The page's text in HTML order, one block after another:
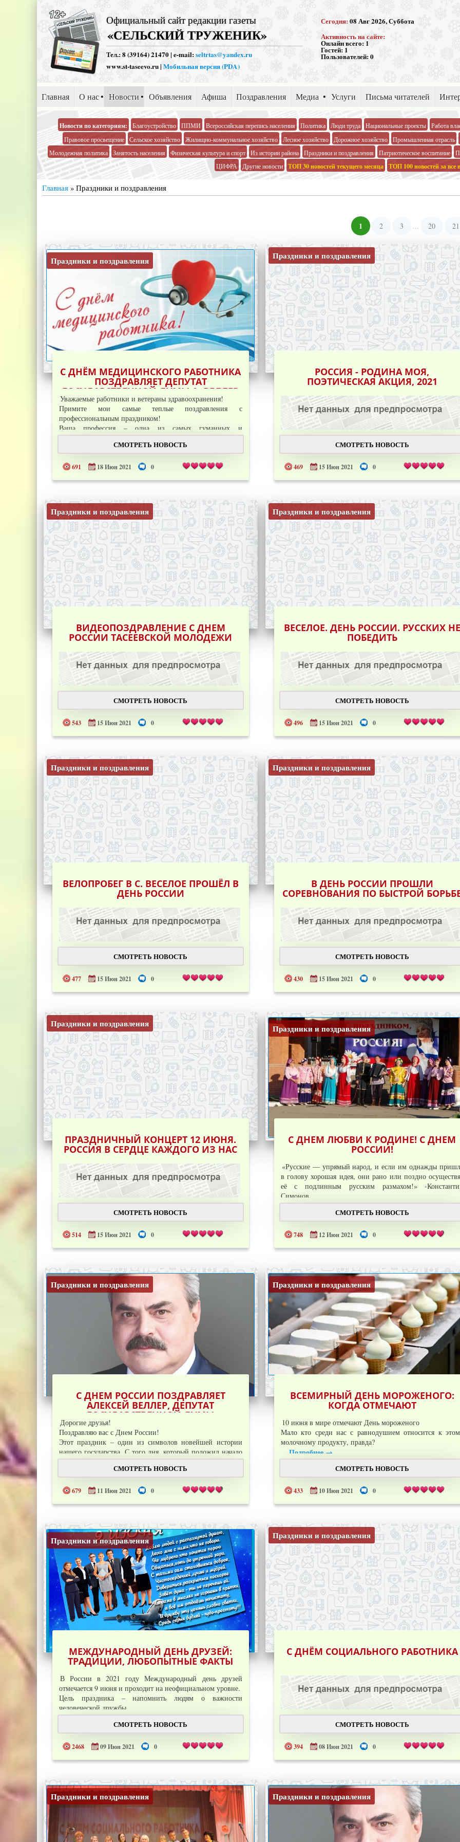
Официальный сайт редакции газеты
«СЕЛЬСКИЙ ТРУЖЕНИК»
Тел.: 8 (39164) 21470 | e-mail:seltrtas@yandex.ru
www.st-taseevo.ru | Мобильная версия (PDA)
Сегодня:08 Авг 2026, Суббота
Активность на сайте:
Онлайн всего: 1
Гостей: 1
Пользователей:0
Главная О нас Новости Объявления Афиша Поздравления Медиа Услуги Письма читателей
Новости по категориям: Благоустройство ППМИ Всероссийская перепись населения Политика Люди труда Национальные проекты
Работа
Правовое просвещение
Сельское хозяйство Жилищно-коммунальное хозяйство Лесное хозяйство Дорожное хозяйство
Промышленная отрасль
Молодежная политика
Занятость населения Физическая культура и спорт Из истории района Праздники и поздравления Патриотическое воспитание
ЦИФРА
Другие новости ТОП 30 новостей текущего месяца ТОП 100 новостей за все
Главная » Праздники и поздравления
1 2 3 20 21
Праздники и поздравления
С ДНЁМ МЕДИЦИНСКОГО РАБОТНИКА
ПОЗДРАВЛЯЕТ ДЕПУТАТ
ГОСУДАРСТВЕННОЙ ДУМЫ А. ВЕЛЛЕР
Уважаемые работники и ветераны здравоохранения!
Примите мои самые теплые поздравления с
профессиональным праздником!
Ваша профессия – одна из самых гуманных и
благородных, она требует
СМОТРЕТЬ НОВОСТЬ
691 18 Июн 2021 0
Праздники и поздравления
РОССИЯ - РОДИНА МОЯ,
ПОЭТИЧЕСКАЯ АКЦИЯ, 2021
СМОТРЕТЬ НОВОСТЬ
469 15 Июн 2021 0
Праздники и поздравления
ВИДЕОПОЗДРАВЛЕНИЕ С ДНЕМ
РОССИИ ТАСЕЕВСКОЙ МОЛОДЕЖИ
СМОТРЕТЬ НОВОСТЬ
543 15 Июн 2021 0
Праздники и поздравления
ВЕСЕЛОЕ. ДЕНЬ РОССИИ. РУССКИХ НЕ
ПОБЕДИТЬ
СМОТРЕТЬ НОВОСТЬ
496 15 Июн 2021 0
Праздники и поздравления
ВЕЛОПРОБЕГ В С. ВЕСЕЛОЕ ПРОШЁЛ В
ДЕНЬ РОССИИ
СМОТРЕТЬ НОВОСТЬ
477 15 Июн 2021 0
Праздники и поздравления
В ДЕНЬ РОССИИ ПРОШЛИ
СОРЕВНОВАНИЯ ПО БЫСТРОЙ
СМОТРЕТЬ НОВОСТЬ
430 15 Июн 2021 0
Праздники и поздравления
ПРАЗДНИЧНЫЙ КОНЦЕРТ 12 ИЮНЯ.
РОССИЯ В СЕРДЦЕ КАЖДОГО ИЗ НАС
СМОТРЕТЬ НОВОСТЬ
514 15 Июн 2021 0
Праздники и поздравления
С ДНЕМ ЛЮБВИ К РОДИНЕ! С ДНЕМ
РОССИИ!
«Русские — упрямый народ, и если им однажды
в голову хорошая идея, они рано или поздно
её с подлинным русским размахом!» -
Симонов.
Мы живем в самом центре
СМОТРЕТЬ НОВОСТЬ
748 12 Июн 2021 0
Праздники и поздравления
С ДНЕМ РОССИИ ПОЗДРАВЛЯЕТ
АЛЕКСЕЙ ВЕЛЛЕР, ДЕПУТАТ
ГОСУДАРСТВЕННОЙ ДУМЫ
Дорогие друзья!
Поздравляю вас с Днем России!
Этот праздник – один из символов новейшей истории
нашего государства. С того дня, который положил начало
рождению современной России, прошла целая эпоха. Она
коренным образом изменила жизнь страны и ее граждан.
Сдав непростой экзамен переходного периода,
...Подробнее →
СМОТРЕТЬ НОВОСТЬ
679 11 Июн 2021 0
Праздники и поздравления
ВСЕМИРНЫЙ ДЕНЬ МОРОЖЕНОГО:
КОГДА ОТМЕЧАЮТ
10 июня в мире отмечают День мороженого
Мало кто среди нас с равнодушием относится к
молочному продукту, правда?
Подробнее →
СМОТРЕТЬ НОВОСТЬ
433 10 Июн 2021 0
Праздники и поздравления
МЕЖДУНАРОДНЫЙ ДЕНЬ ДРУЗЕЙ:
ТРАДИЦИИ, ЛЮБОПЫТНЫЕ ФАКТЫ
В России в 2021 году Международный день друзей
отмечается 9 июня и проходит на неофициальном уровне.
Цель праздника – напомнить людям о важности
человеческой дружбы.
В этот день
СМОТРЕТЬ НОВОСТЬ
2468 09 Июн 2021 0
Праздники и поздравления
С ДНЁМ СОЦИАЛЬНОГО РАБОТНИКА
СМОТРЕТЬ НОВОСТЬ
394 08 Июн 2021 0
Праздники и поздравления Праздники и поздравления